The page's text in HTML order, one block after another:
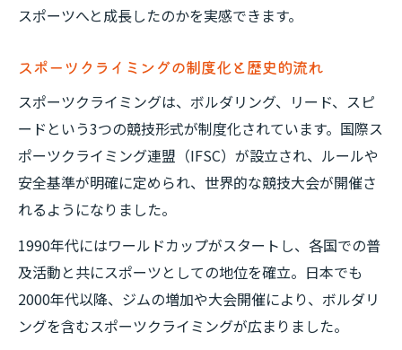
スポーツへと成長したのかを実感できます。
スポーツクライミングの制度化と歴史的流れ
スポーツクライミングは、ボルダリング、リード、スピ
ードという3つの競技形式が制度化されています。国際ス
ポーツクライミング連盟（IFSC）が設立され、ルールや
安全基準が明確に定められ、世界的な競技大会が開催さ
れるようになりました。
1990年代にはワールドカップがスタートし、各国での普
及活動と共にスポーツとしての地位を確立。日本でも
2000年代以降、ジムの増加や大会開催により、ボルダリ
ングを含むスポーツクライミングが広まりました。